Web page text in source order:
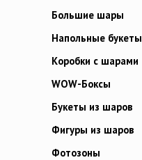
Большие шары
Напольные букеты
Коробки с шарами
WOW-Боксы
Букеты из шаров
Фигуры из шаров
Фотозоны